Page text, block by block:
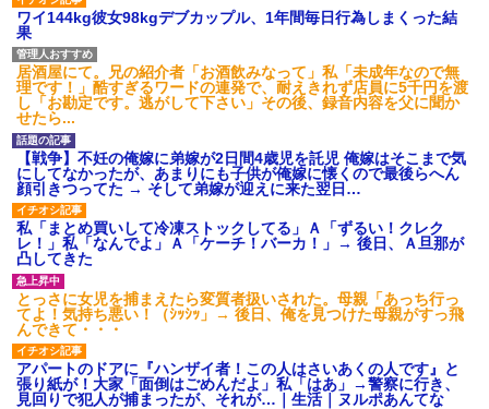
ワイ144kg彼女98kgデブカップル、1年間毎日行為しまくった結
果
居酒屋にて。兄の紹介者「お酒飲みなって」私「未成年なので無
理です！」酷すぎるワードの連発で、耐えきれず店員に5千円を渡
し「お勘定です。逃がして下さい」その後、録音内容を父に聞か
せたら...
【戦争】不妊の俺嫁に弟嫁が2日間4歳児を託児 俺嫁はそこまで気
にしてなかったが、あまりにも子供が俺嫁に懐くので最後らへん
顔引きつってた → そして弟嫁が迎えに来た翌日…
私「まとめ買いして冷凍ストックしてる」Ａ「ずるい！クレク
レ！」私「なんでよ」Ａ「ケーチ！バーカ！」→ 後日、Ａ旦那が
凸してきた
とっさに女児を捕まえたら変質者扱いされた。母親「あっち行っ
てよ！気持ち悪い！（ｼｯｼｯ」→ 後日、俺を見つけた母親がすっ飛
んできて・・・
アパートのドアに『ハンザイ者！この人はさいあくの人です』と
張り紙が！大家「面倒はごめんだよ」私「はあ」→警察に行き、
見回りで犯人が捕まったが、それが…｜生活｜ヌルポあんてな